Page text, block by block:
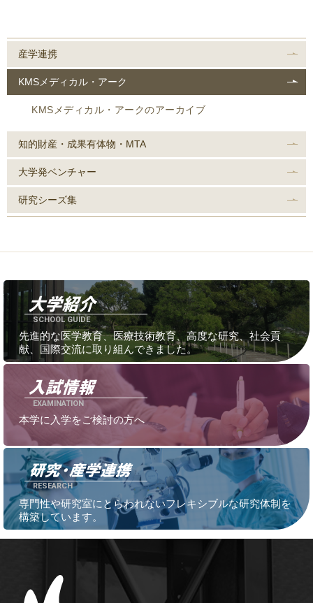
産学連携
KMSメディカル・アーク
KMSメディカル・アークのアーカイブ
知的財産・成果有体物・MTA
大学発ベンチャー
研究シーズ集
SCHOOL GUIDE
先進的な医学教育、医療技術教育、高度な研究、社会貢
献、国際交流に取り組んできました。
EXAMINATION
本学に入学をご検討の方へ
RESEARCH
専門性や研究室にとらわれないフレキシブルな研究体制を
構築しています。